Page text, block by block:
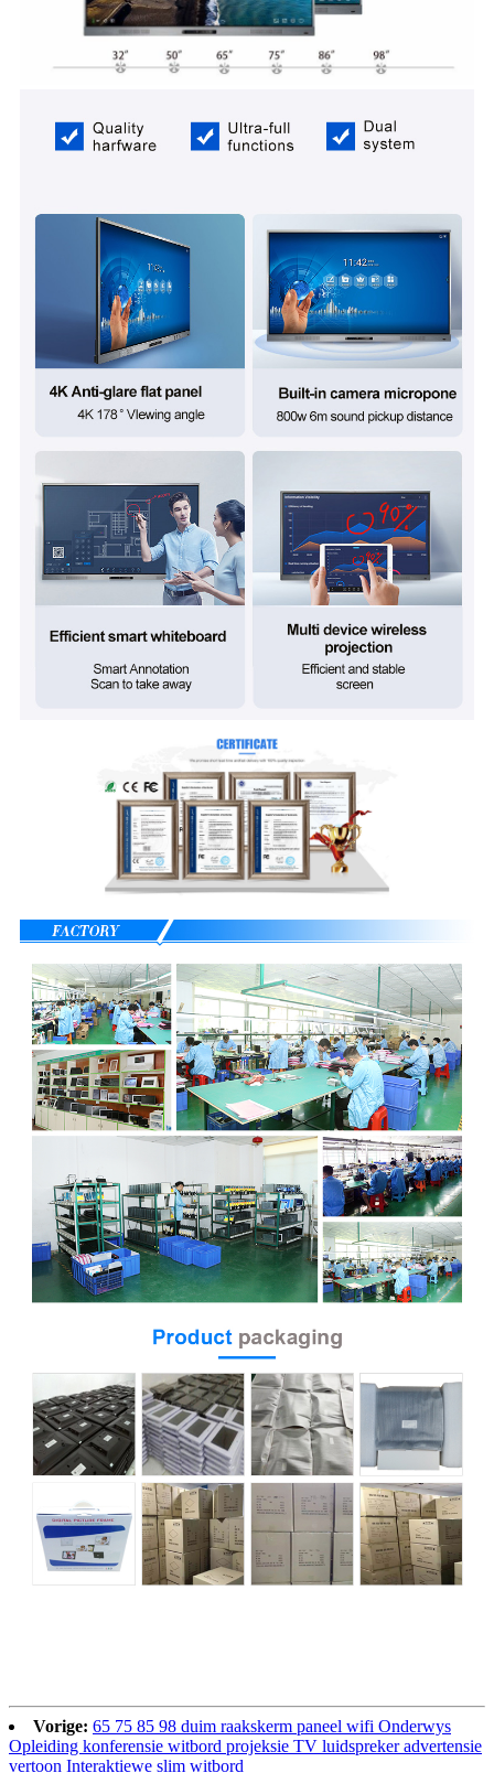
Vorige: 65 75 85 98 duim raakskerm paneel wifi Onderwys
Opleiding konferensie witbord projeksie TV luidspreker advertensie
vertoon Interaktiewe slim witbord